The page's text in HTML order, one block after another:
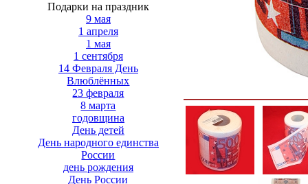
Подарки на праздник
9 мая
1 апреля
1 мая
1 сентября
14 Февраля День
Влюблённых
23 февраля
8 марта
годовщина
День детей
День народного единства
России
день рождения
День России